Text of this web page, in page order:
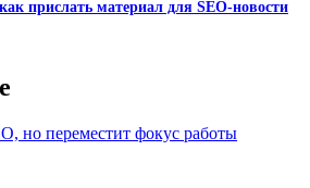
прислать материал для SEO-новости